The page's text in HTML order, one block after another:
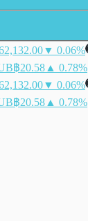
▼ 0.06%
฿20.58 ▲ 0.78%
▼ 0.06%
฿20.58 ▲ 0.78%